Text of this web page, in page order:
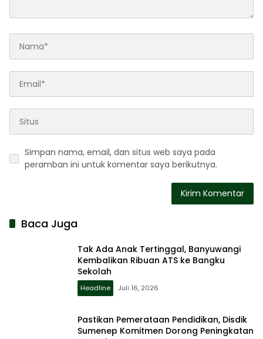
Simpan nama, email, dan situs web saya pada
peramban ini untuk komentar saya berikutnya.
Baca Juga
Tak Ada Anak Tertinggal, Banyuwangi
Kembalikan Ribuan ATS ke Bangku
Sekolah
Headline Juli 16, 2026
Pastikan Pemerataan Pendidikan, Disdik
Sumenep Komitmen Dorong Peningkatan